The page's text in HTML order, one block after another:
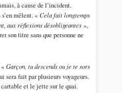
à cause de l’incident.
mêlent. « Cela fait longtemps
aux réflexions désobligeantes»,
son titre sans que personne ne
Garçon, tu descends ou je te sors
sera fait par plusieurs voyageurs.
et le jette sur le quai.